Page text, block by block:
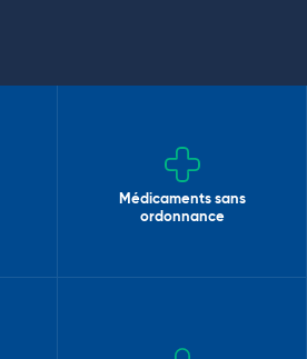
Médicaments sans
ordonnance